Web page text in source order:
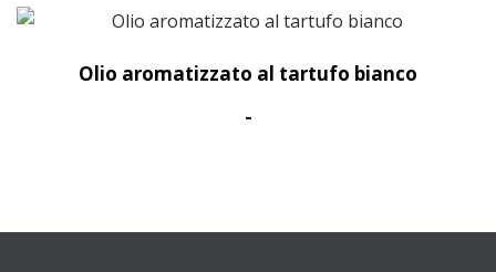
da
a
Olio aromatizzato al tartufo bianco
-Fascia